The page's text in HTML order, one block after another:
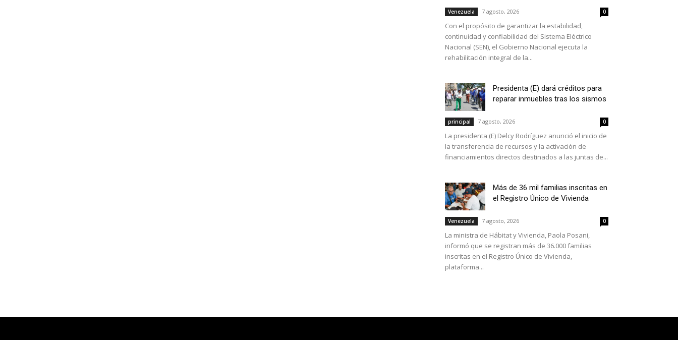
Venezuela 7 agosto, 2026 0
Con el propósito de garantizar la estabilidad,
continuidad y confiabilidad del Sistema Eléctrico
Nacional (SEN), el Gobierno Nacional ejecuta la
rehabilitación integral de la...
Presidenta (E) dará créditos para
reparar inmuebles tras los sismos
principal 7 agosto, 2026 0
La presidenta (E) Delcy Rodríguez anunció el inicio de
la transferencia de recursos y la activación de
financiamientos directos destinados a las juntas de...
Más de 36 mil familias inscritas en
el Registro Único de Vivienda
Venezuela 7 agosto, 2026 0
La ministra de Hábitat y Vivienda, Paola Posani,
informó que se registran más de 36.000 familias
inscritas en el Registro Único de Vivienda,
plataforma...